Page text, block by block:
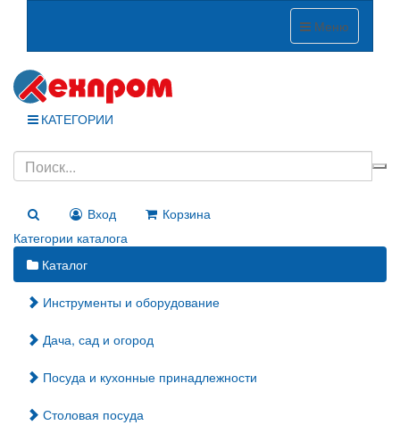
Меню
КАТЕГОРИИ
Вход
Корзина
Категории каталога
Каталог
Инструменты и оборудование
Дача, сад и огород
Посуда и кухонные принадлежности
Столовая посуда